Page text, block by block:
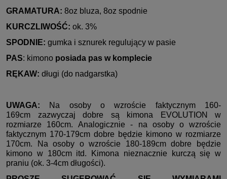
GRAMATURA: 8oz bluza, 8oz spodnie
KURCZLIWOŚĆ: ok. 3%
SPODNIE: gumka i sznurek regulujący w pasie
PAS: kimono posiada pas w komplecie
RĘKAW: długi (do nadgarstka)
UWAGA: Na osoby o wzroście faktycznym 160-
169cm zazwyczaj dobre są kimona EVOLUTION w
rozmiarze 160cm. Analogicznie - na osoby o wzroście
faktycznym 170-179cm dobre będzie kimono w rozmiarze
170cm. Na osoby o wzroście 180-189cm dobre będzie
kimono w 180cm itd. Kimona nieznacznie kurczą się w
praniu (ok. 3-4cm długości).